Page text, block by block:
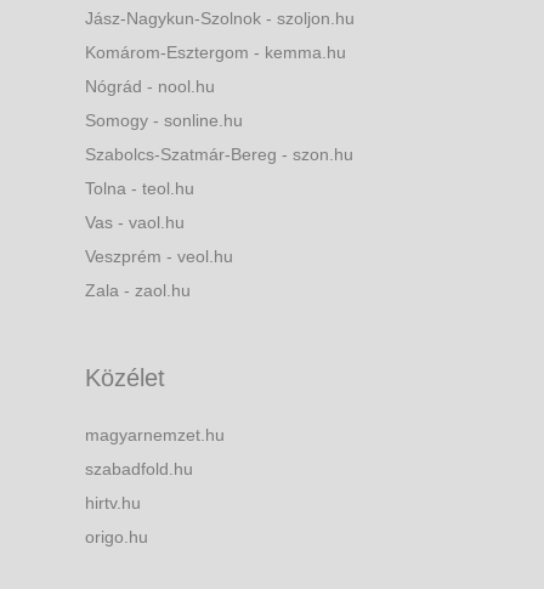
Jász-Nagykun-Szolnok - szoljon.hu
Komárom-Esztergom - kemma.hu
Nógrád - nool.hu
Somogy - sonline.hu
Szabolcs-Szatmár-Bereg - szon.hu
Tolna - teol.hu
Vas - vaol.hu
Veszprém - veol.hu
Zala - zaol.hu
Közélet
magyarnemzet.hu
szabadfold.hu
hirtv.hu
origo.hu